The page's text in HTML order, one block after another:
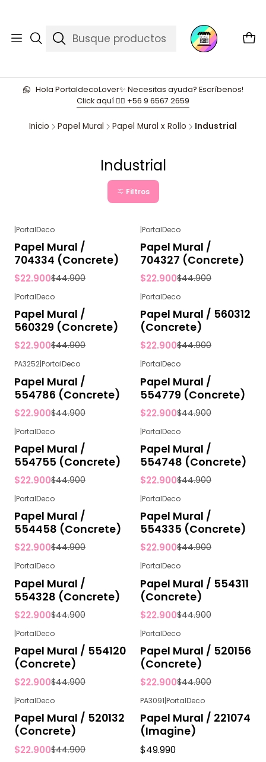
Hola PortaldecoLover✨ Necesitas ayuda? Escríbenos!
Click aquí 👉🏼 +56 9 6567 2659
Inicio Papel Mural Papel Mural x Rollo Industrial
Industrial
Filtros
|PortalDeco
Papel Mural /
704334 (Concrete)
$22.900$44.900
|PortalDeco
Papel Mural /
704327 (Concrete)
$22.900$44.900
|PortalDeco
Papel Mural /
560329 (Concrete)
$22.900$44.900
|PortalDeco
Papel Mural / 560312
(Concrete)
$22.900$44.900
PA3252|PortalDeco
Papel Mural /
554786 (Concrete)
$22.900$44.900
|PortalDeco
Papel Mural /
554779 (Concrete)
$22.900$44.900
|PortalDeco
Papel Mural /
554755 (Concrete)
$22.900$44.900
|PortalDeco
Papel Mural /
554748 (Concrete)
$22.900$44.900
|PortalDeco
Papel Mural /
554458 (Concrete)
$22.900$44.900
|PortalDeco
Papel Mural /
554335 (Concrete)
$22.900$44.900
PortalDeco
Papel Mural /
554328 (Concrete)
$22.900$44.900
PortalDeco
Papel Mural / 554311
(Concrete)
$22.900$44.900
|PortalDeco
Papel Mural / 554120
(Concrete)
$22.900$44.900
|PortalDeco
Papel Mural / 520156
(Concrete)
$22.900$44.900
|PortalDeco
Papel Mural / 520132
(Concrete)
$22.900$44.900
PA3091|PortalDeco
Papel Mural / 221074
(Imagine)
$49.990